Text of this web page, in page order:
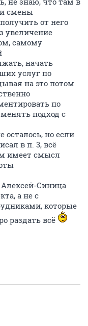
смены
от него
увеличение
самому
начать
услуг по
на это потом
по
подход с
осталось, но если
в п. 3, всё
имеет смысл
Синица
а не с
которые
раздать всё